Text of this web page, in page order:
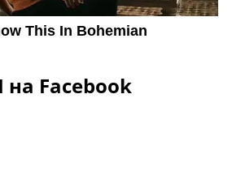
Facebook